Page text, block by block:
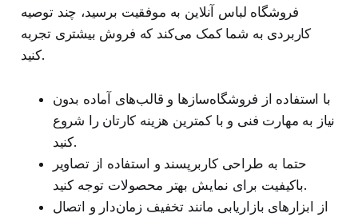
فروشگاه لباس آنلاین به موفقیت برسید، چند توصیه
کاربردی به شما کمک می‌کند که فروش بیشتری تجربه
کنید.
با استفاده از فروشگاه‌سازها و قالب‌های آماده بدون
نیاز به مهارت فنی و با کمترین هزینه کارتان را شروع
کنید.
حتما به طراحی کاربرپسند و استفاده از تصاویر
باکیفیت برای نمایش بهتر محصولات توجه کنید.
از ابزارهای بازاریابی مانند تخفیف زمان‌دار و اتصال